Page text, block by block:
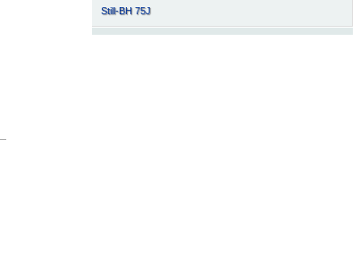
Still-BH 75J